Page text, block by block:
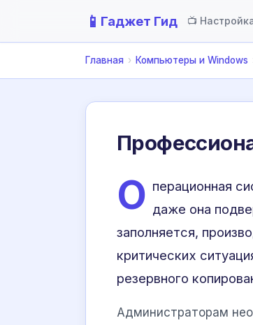
📱 Гаджет Гид 📺
Главная › Компьютеры и Windows
О перационная
даже она
заполняется,
критических
резервного
Администраторам